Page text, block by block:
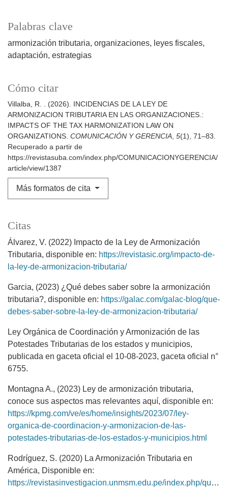
Palabras clave
armonización tributaria organizaciones
leyes fiscales
adaptación estrategias
Cómo citar
Villalba, R. . (2026). INCIDENCIAS DE LA LEY DE
ARMONIZACION TRIBUTARIA EN LAS ORGANIZACIONES.:
IMPACTS OF THE TAX HARMONIZATION LAW ON
ORGANIZATIONS. COMUNICACIÓN Y GERENCIA, 5(1), 71–83.
Recuperado a partir de
https://revistasuba.com/index.php/COMUNICACIONYGERENCIA/
article/view/1387
Más formatos de cita
Citas
Álvarez, V. (2022) Impacto de la Ley de Armonización
Tributaria, disponible en: https://revistasic.org/impacto-de-
la-ley-de-armonizacion-tributaria/
Garcia, (2023) ¿Qué debes saber sobre la armonización
tributaria?, disponible en: https://galac.com/galac-blog/que-
debes-saber-sobre-la-ley-de-armonizacion-tributaria/
Ley Orgánica de Coordinación y Armonización de las
Potestades Tributarias de los estados y municipios,
publicada en gaceta oficial el 10-08-2023, gaceta oficial n°
6755.
Montagna A., (2023) Ley de armonización tributaria,
conoce sus aspectos mas relevantes aquí, disponible en:
https://kpmg.com/ve/es/home/insights/2023/07/ley-
organica-de-coordinacion-y-armonizacion-de-las-
potestades-tributarias-de-los-estados-y-municipios.html
Rodríguez, S. (2020) La Armonización Tributaria en
América, Disponible en:
https://revistasinvestigacion.unmsm.edu.pe/index.php/quipu/article/download/6011/5206